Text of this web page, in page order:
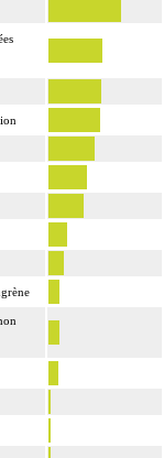
thoracique - sternotomie,
inclut, pour le
extracorporelle, et son
de contigüité.
l'évacuation de collection
et/ou péricardique.